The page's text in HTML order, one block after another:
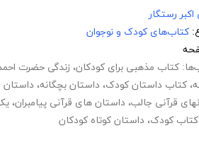
اکبر رستگار
کتاب‌های کودک و نوجوان
کتاب مذهبی برای کودکان، زندگی حضرت
، کتاب داستان کودک، داستان بچگانه، داستان
قرآنی جالب، داستان های قرآنی پیامبران،
کتاب کودک، داستان کوتاه کودکان